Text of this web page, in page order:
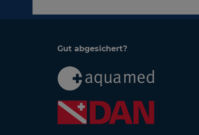
Gut abgesichert?